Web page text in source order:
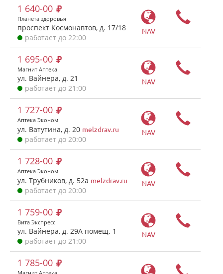
NAV
1 640-00
Планета здоровья
проспект Космонавтов, д. 17/18
работает до 22:00
NAV
1 695-00
Магнит Аптека
ул. Вайнера, д. 21
работает до 21:00
NAV
1 727-00
Аптека Эконом
ул. Ватутина, д. 20 melzdrav.ru
работает до 20:00
NAV
1 728-00
Аптека Эконом
ул. Трубников, д. 52а melzdrav.ru
работает до 20:00
NAV
1 759-00
Вита Экспресс
ул. Вайнера, д. 29А помещ. 1
работает до 21:00
1 785-00